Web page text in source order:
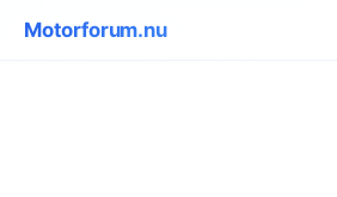
Motorforum.nu